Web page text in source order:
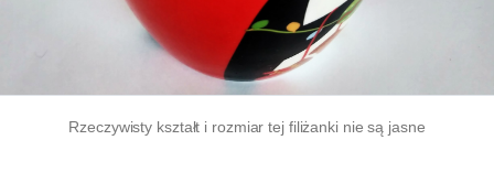
Rzeczywisty kształt i rozmiar tej filiżanki nie są jasne